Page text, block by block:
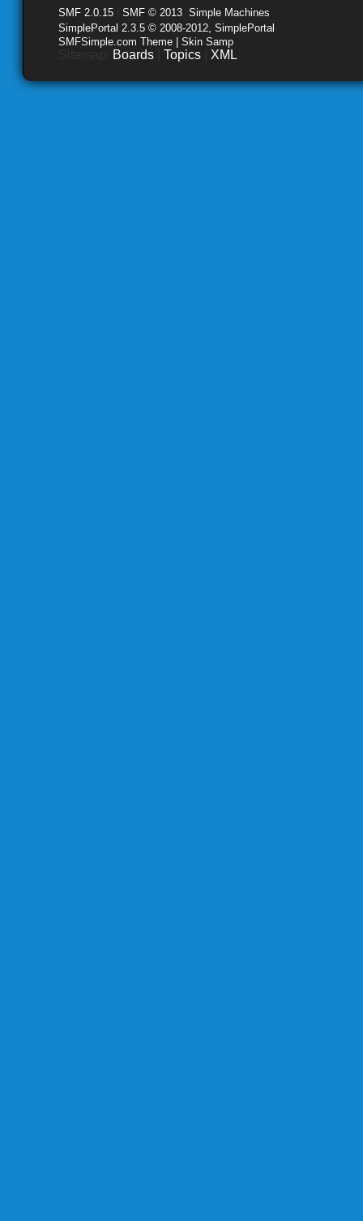
SMF 2.0.15 SMF © 2013 Simple Machines
SimplePortal 2.3.5 © 2008-2012, SimplePortal
SMFSimple.com Theme | Skin Samp
Boards Topics XML